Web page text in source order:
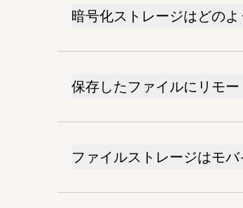
暗号化ストレージはどの
保存したファイルにリモ
ファイルストレージはモ